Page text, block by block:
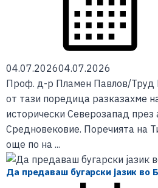
04.07.202604.07.2026
Проф. д-р Пламен Павлов/Труд
от тази поредица разказахме
исторически Северозапад през
Средновековие. Поречията на
още по на ...
Да предаваш бугарски јазик во